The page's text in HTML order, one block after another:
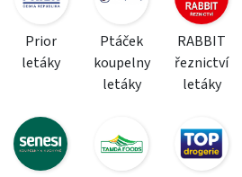
Prior
letáky
Ptáček
koupelny
letáky
RABBIT
řeznictví
letáky